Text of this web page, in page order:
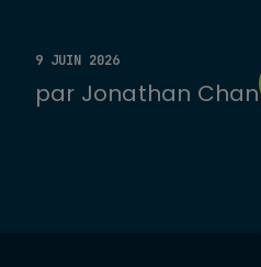
9 JUIN 2026
par Jonathan Chan